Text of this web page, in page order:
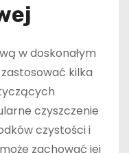
w doskonałym
kilka
czyszczenie
czystości i
zachować jej